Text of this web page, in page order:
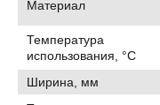
Материал
Температура
использования, °C
Ширина, мм